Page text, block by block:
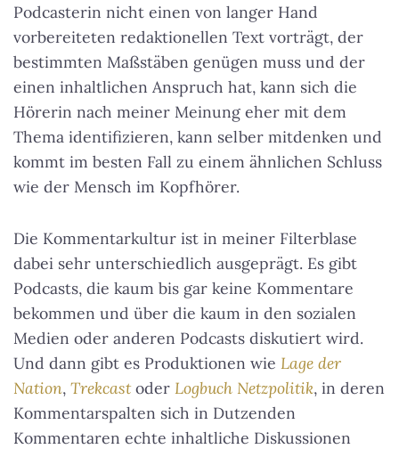
Podcasterin nicht einen von langer Hand
vorbereiteten redaktionellen Text vorträgt, der
bestimmten Maßstäben genügen muss und der
einen inhaltlichen Anspruch hat, kann sich die
Hörerin nach meiner Meinung eher mit dem
Thema identifizieren, kann selber mitdenken und
kommt im besten Fall zu einem ähnlichen Schluss
wie der Mensch im Kopfhörer.
Die Kommentarkultur ist in meiner Filterblase
dabei sehr unterschiedlich ausgeprägt. Es gibt
Podcasts, die kaum bis gar keine Kommentare
bekommen und über die kaum in den sozialen
Medien oder anderen Podcasts diskutiert wird.
Und dann gibt es Produktionen wie Lage der
Nation, Trekcastoder Logbuch Netzpolitik, in deren
Kommentarspalten sich in Dutzenden
Kommentaren echte inhaltliche Diskussionen